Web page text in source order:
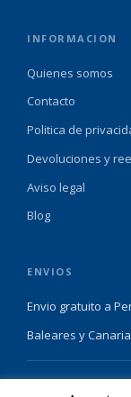
INFORMACION
Quienes somos
Contacto
Politica de
Devoluciones y
Aviso legal
Blog
ENVIOS
Envio gratuito a
Baleares y